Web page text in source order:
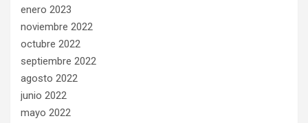
enero 2023
noviembre 2022
octubre 2022
septiembre 2022
agosto 2022
junio 2022
mayo 2022